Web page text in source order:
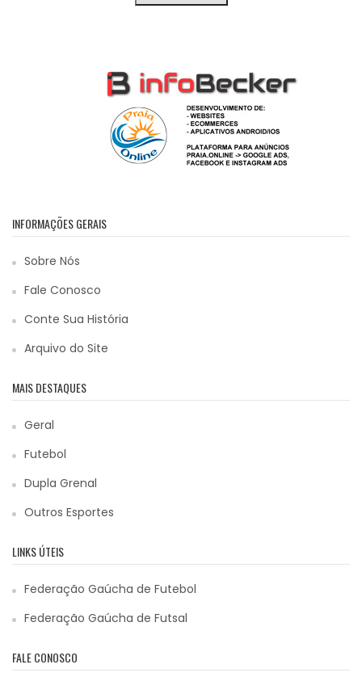
INFORMAÇÕES GERAIS
Sobre Nós
Fale Conosco
Conte Sua História
Arquivo do Site
MAIS DESTAQUES
Geral
Futebol
Dupla Grenal
Outros Esportes
LINKS ÚTEIS
Federação Gaúcha de Futebol
Federação Gaúcha de Futsal
FALE CONOSCO